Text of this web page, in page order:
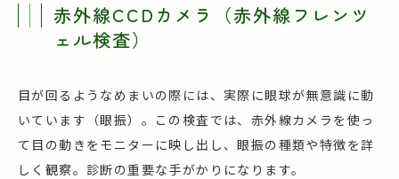
赤外線CCDカメラ（赤外線フレンツ
ェル検査）
目が回るようなめまいの際には、実際に眼球が無意識に動
いています（眼振）。この検査では、赤外線カメラを使っ
て目の動きをモニターに映し出し、眼振の種類や特徴を詳
しく観察。診断の重要な手がかりになります。